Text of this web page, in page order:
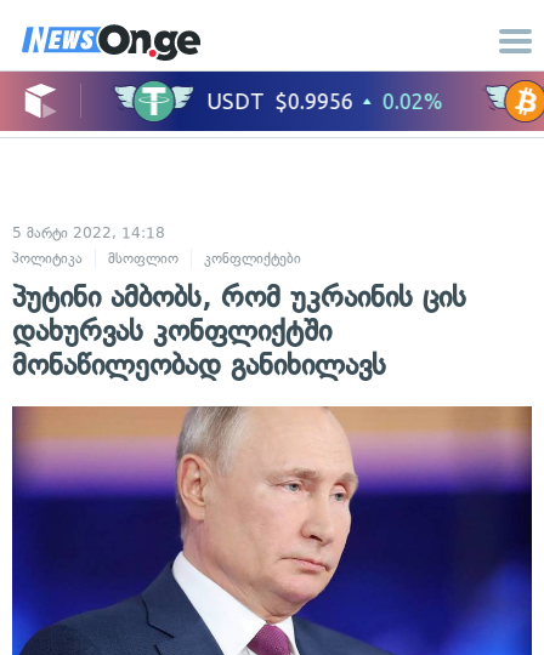
5 მარტი 2022, 14:18
პოლიტიკა
მსოფლიო კონფლიქტები
პუტინი ამბობს, რომ უკრაინის ცის
დახურვას კონფლიქტში
მონაწილეობად განიხილავს